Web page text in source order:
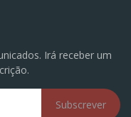
Irá receber um
Subscrever